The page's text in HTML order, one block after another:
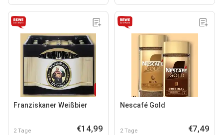
Franziskaner Weißbier
2 Tage €14,99
Nescafé Gold
2 Tage €7,49